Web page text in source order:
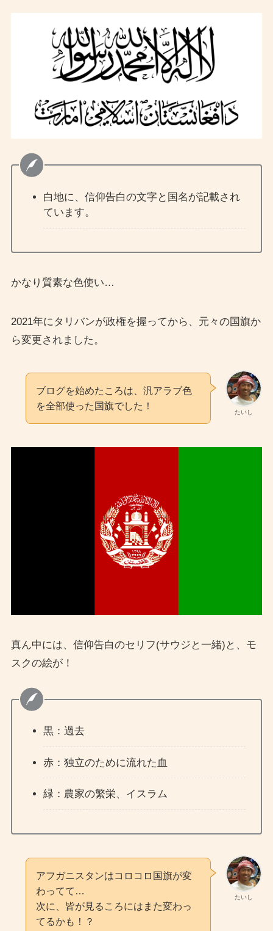
白地に、信仰告白の文字と国名が記載され
ています。
かなり質素な色使い…
2021年にタリバンが政権を握ってから、元々の国旗か
ら変更されました。
たいし
ブログを始めたころは、汎アラブ色
を全部使った国旗でした！
真ん中には、信仰告白のセリフ(サウジと一緒)と、モ
スクの絵が！
黒：過去
赤：独立のために流れた血
緑：農家の繁栄、イスラム
たいし
アフガニスタンはコロコロ国旗が変
わってて…
次に、皆が見るころにはまた変わっ
てるかも！？